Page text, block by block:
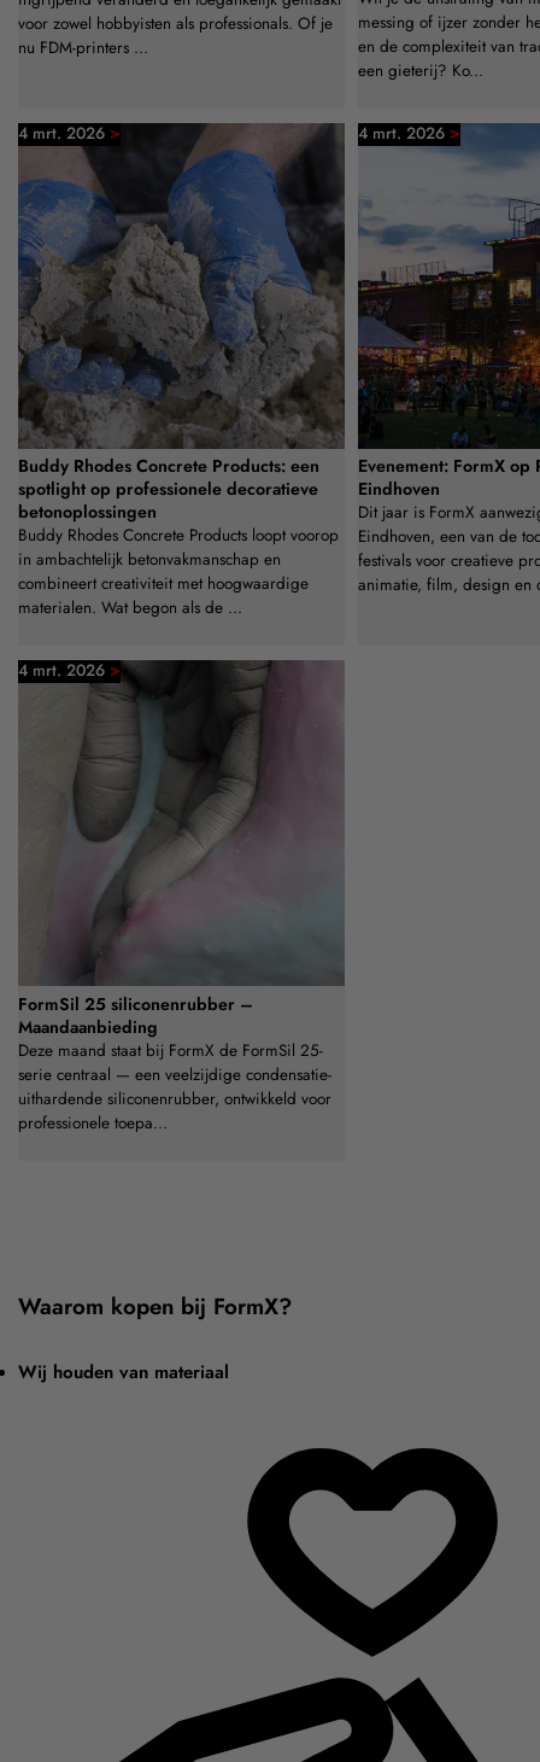
voor zowel hobbyisten als professionals. Of je
nu FDM-printers ...
messing of ijzer zonder
en de complexiteit van
een gieterij? Ko...
4 mrt. 2026 >
Buddy Rhodes Concrete Products: een
spotlight op professionele decoratieve
betonoplossingen
Buddy Rhodes Concrete Products loopt voorop
in ambachtelijk betonvakmanschap en
combineert creativiteit met hoogwaardige
materialen. Wat begon als de ...
4 mrt. 2026 >
Evenement: FormX op
Eindhoven
Dit jaar is FormX
Eindhoven, een van de
festivals voor creatieve
animatie, film, design en
4 mrt. 2026 >
FormSil 25 siliconenrubber –
Maandaanbieding
Deze maand staat bij FormX de FormSil 25-
serie centraal — een veelzijdige condensatie-
uithardende siliconenrubber, ontwikkeld voor
professionele toepa...
Waarom kopen bij FormX?
Wij houden van materiaal